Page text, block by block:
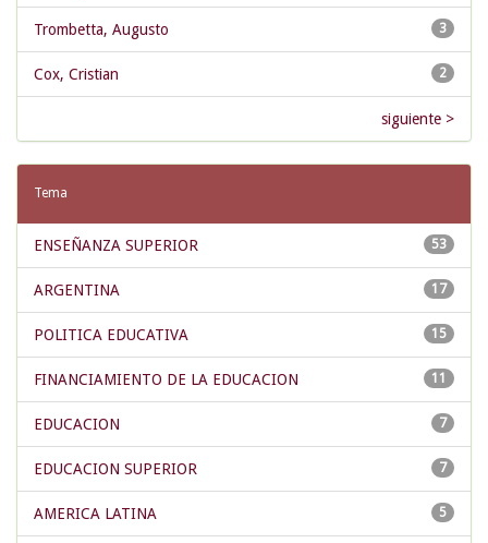
3
Trombetta, Augusto
2
Cox, Cristian
siguiente >
Tema
53
ENSEÑANZA SUPERIOR
17
ARGENTINA
15
POLITICA EDUCATIVA
11
FINANCIAMIENTO DE LA EDUCACION
7
EDUCACION
7
EDUCACION SUPERIOR
5
AMERICA LATINA